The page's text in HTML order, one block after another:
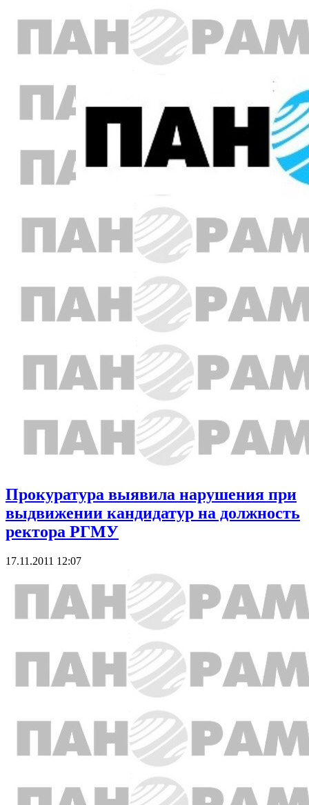
Прокуратура выявила нарушения при
выдвижении кандидатур на должность
ректора РГМУ
17.11.2011 12:07